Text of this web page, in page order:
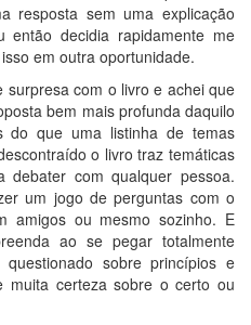
resposta sem uma explicação
então decidia rapidamente me
em outra oportunidade.
surpresa com o livro e achei que
bem mais profunda daquilo
do que uma listinha de temas
o livro traz temáticas
debater com qualquer pessoa.
um jogo de perguntas com o
amigos ou mesmo sozinho. E
ao se pegar totalmente
sobre princípios e
muita certeza sobre o certo ou